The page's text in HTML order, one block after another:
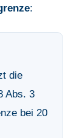
:
die
Abs. 3
bei 20